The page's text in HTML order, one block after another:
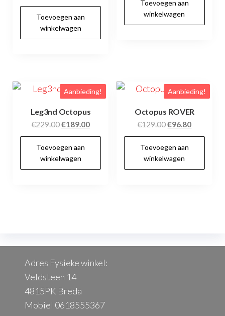
prijs
was:
€170.00.
prijs
Toevoegen aan
winkelwagen
Toevoegen aan
winkelwagen
Aanbieding!
Leg3nd Octopus
€229.00Oorspronkelijke
prijs
was:
€229.00.
€189.00Huidige
prijs
Toevoegen aan
winkelwagen
Aanbieding!
Octopus ROVER
€129.00Oorspronkelijke
prijs
was:
€129.00.
€96.80Huidige
prijs
Toevoegen aan
winkelwagen
Adres Fysieke winkel:
Veldsteen 14
4815PK Breda
Mobiel 0618555367